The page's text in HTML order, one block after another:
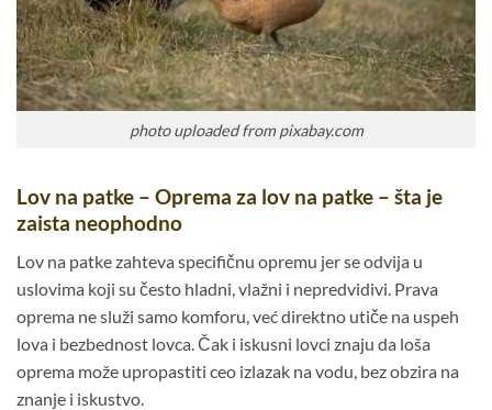
photo uploaded from pixabay.com
Lov na patke – Oprema za lov na patke – šta je
zaista neophodno
Lov na patke zahteva specifičnu opremu jer se odvija u
uslovima koji su često hladni, vlažni i nepredvidivi. Prava
oprema ne služi samo komforu, već direktno utiče na uspeh
lova i bezbednost lovca. Čak i iskusni lovci znaju da loša
oprema može upropastiti ceo izlazak na vodu, bez obzira na
znanje i iskustvo.